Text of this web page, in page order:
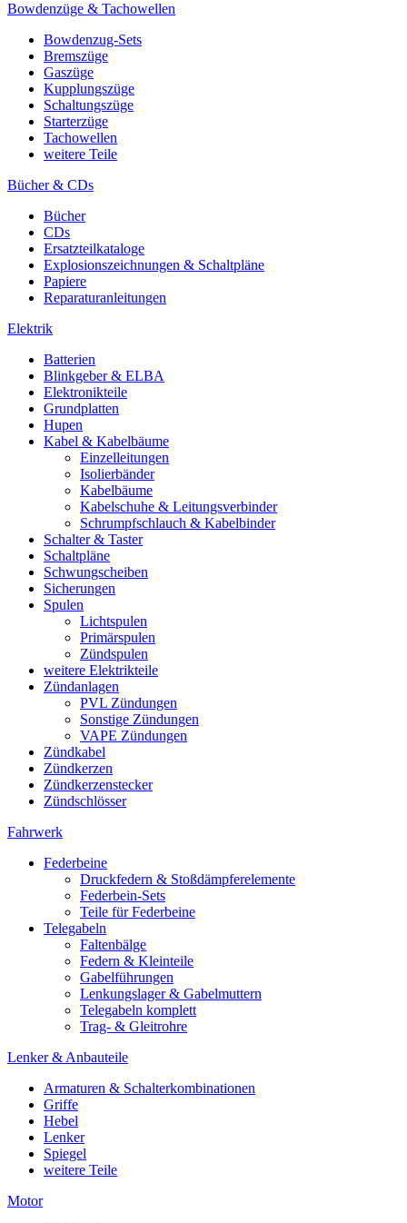
Bowdenzüge & Tachowellen
Bowdenzug-Sets
Bremszüge
Gaszüge
Kupplungszüge
Schaltungszüge
Starterzüge
Tachowellen
weitere Teile
Bücher & CDs
Bücher
CDs
Ersatzteilkataloge
Explosionszeichnungen & Schaltpläne
Papiere
Reparaturanleitungen
Elektrik
Batterien
Blinkgeber & ELBA
Elektronikteile
Grundplatten
Hupen
Kabel & Kabelbäume
Einzelleitungen
Isolierbänder
Kabelbäume
Kabelschuhe & Leitungsverbinder
Schrumpfschlauch & Kabelbinder
Schalter & Taster
Schaltpläne
Schwungscheiben
Sicherungen
Spulen
Lichtspulen
Primärspulen
Zündspulen
weitere Elektrikteile
Zündanlagen
PVL Zündungen
Sonstige Zündungen
VAPE Zündungen
Zündkabel
Zündkerzen
Zündkerzenstecker
Zündschlösser
Fahrwerk
Federbeine
Druckfedern & Stoßdämpferelemente
Federbein-Sets
Teile für Federbeine
Telegabeln
Faltenbälge
Federn & Kleinteile
Gabelführungen
Lenkungslager & Gabelmuttern
Telegabeln komplett
Trag- & Gleitrohre
Lenker & Anbauteile
Armaturen & Schalterkombinationen
Griffe
Hebel
Lenker
Spiegel
weitere Teile
Motor